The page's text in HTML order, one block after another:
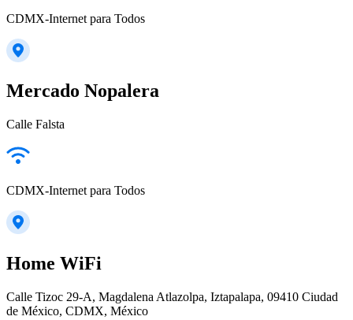
CDMX-Internet para Todos
Mercado Nopalera
Calle Falsta
CDMX-Internet para Todos
Home WiFi
Calle Tizoc 29-A, Magdalena Atlazolpa, Iztapalapa, 09410 Ciudad
de México, CDMX, México